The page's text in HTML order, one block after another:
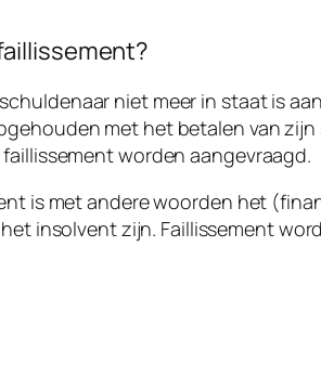
niet meer in staat is
met het betalen van
worden aangevraagd.
is met andere woorden het
insolvent zijn. Faillissement